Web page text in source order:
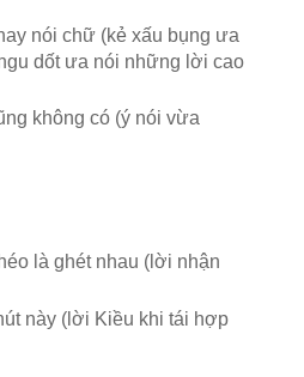
nói chữ (kẻ xấu bụng ưa
dốt ưa nói những lời cao
không có (ý nói vừa
là ghét nhau (lời nhận
này (lời Kiều khi tái hợp